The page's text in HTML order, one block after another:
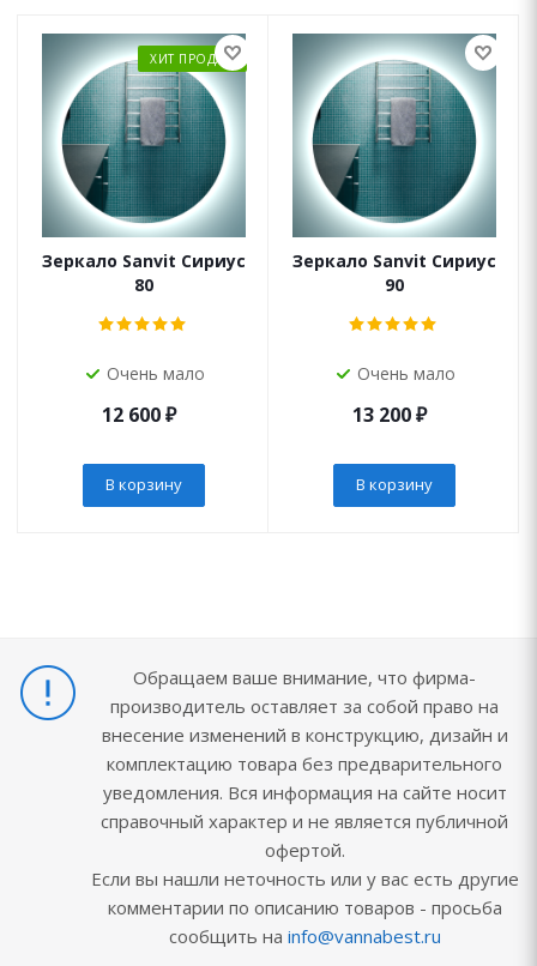
ХИТ ПРОДАЖ
Зеркало Sanvit Сириус
80
Очень мало
12 600₽
В корзину
Зеркало Sanvit Сириус
90
Очень мало
13 200₽
В корзину
Обращаем ваше внимание, что фирма-
производитель оставляет за собой право на
внесение изменений в конструкцию, дизайн и
комплектацию товара без предварительного
уведомления. Вся информация на сайте носит
справочный характер и не является публичной
офертой.
Если вы нашли неточность или у вас есть другие
комментарии по описанию товаров - просьба
сообщить на info@vannabest.ru